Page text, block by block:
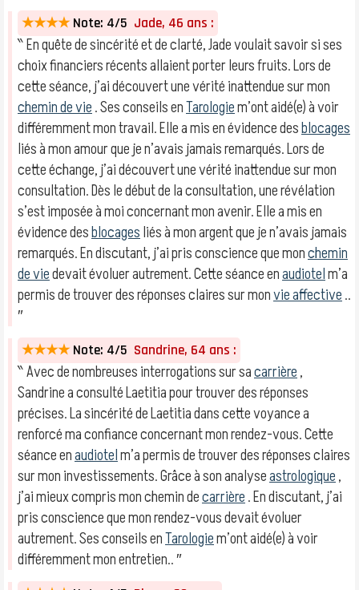
★★★★ Note: 4/5 Jade, 46 ans :
‶ En quête de sincérité et de clarté, Jade voulait savoir si ses
choix financiers récents allaient porter leurs fruits. Lors de
cette séance, j’ai découvert une vérité inattendue sur mon
chemin de vie. Ses conseils enTarologiem’ont aidé(e) à voir
différemment mon travail. Elle a mis en évidence desblocages
liés à mon amour que je n’avais jamais remarqués. Lors de
cette échange, j’ai découvert une vérité inattendue sur mon
consultation. Dès le début de la consultation, une révélation
s’est imposée à moi concernant mon avenir. Elle a mis en
évidence desblocagesliés à mon argent que je n’avais jamais
remarqués. En discutant, j’ai pris conscience que monchemin
de viedevait évoluer autrement. Cette séance enaudiotelm’a
permis de trouver des réponses claires sur monvie affective..
″
★★★★ Note: 4/5 Sandrine, 64 ans :
‶ Avec de nombreuses interrogations sur sacarrière,
Sandrine a consulté Laetitia pour trouver des réponses
précises. La sincérité de Laetitia dans cette voyance a
renforcé ma confiance concernant mon rendez-vous. Cette
séance enaudiotelm’a permis de trouver des réponses claires
sur mon investissements. Grâce à son analyseastrologique,
j’ai mieux compris mon chemin decarrière. En discutant, j’ai
pris conscience que mon rendez-vous devait évoluer
autrement. Ses conseils enTarologiem’ont aidé(e) à voir
différemment mon entretien.. ″